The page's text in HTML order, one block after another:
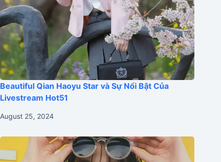
Beautiful Qian Haoyu Star và Sự Nổi Bật Của
Livestream Hot51
August 25, 2024